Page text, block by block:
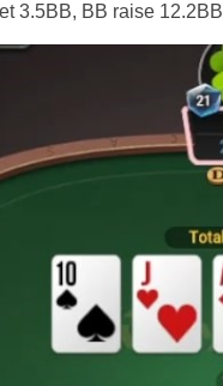
3.5BB, BB raise 12.2BB